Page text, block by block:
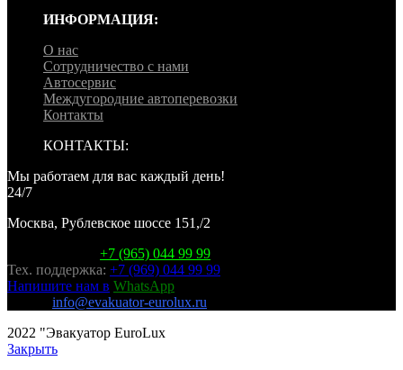
ИНФОРМАЦИЯ:
О нас
Сотрудничество с нами
Автосервис
Междугородние автоперевозки
Контакты
КОНТАКТЫ:
Мы работаем для вас каждый день!
24/7
Москва, Рублевское шоссе 151,/2
+7 (965) 044 99 99
Тех. поддержка: +7 (969) 044 99 99
Напишите нам в WhatsApp
info@evakuator-eurolux.ru
2022 "Эвакуатор EuroLux
Закрыть